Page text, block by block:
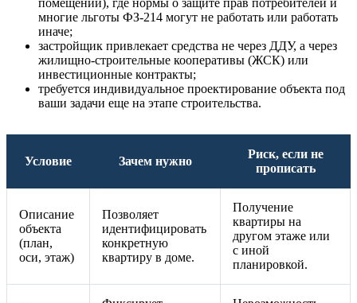
помещений), где нормы о защите прав потребителей и
многие льготы ФЗ-214 могут не работать или работать
иначе;
застройщик привлекает средства не через ДДУ, а через
жилищно-строительные кооперативы (ЖСК) или
инвестиционные контракты;
требуется индивидуальное проектирование объекта под
ваши задачи еще на этапе строительства.
Условие Зачем нужно
Риск, если не
прописать
Описание
объекта
(план,
оси, этаж)
Позволяет
идентифицировать
конкретную
квартиру в доме.
Получение
квартиры на
другом этаже или
с иной
планировкой.